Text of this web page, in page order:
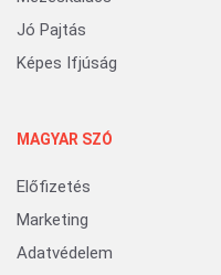
Jó Pajtás
Képes Ifjúság
MAGYAR SZÓ
Előfizetés
Marketing
Adatvédelem